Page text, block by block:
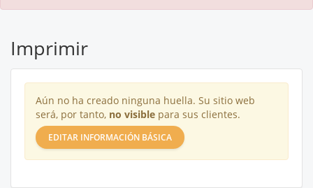
Imprimir
Aún no ha creado ninguna huella. Su sitio web
será, por tanto, no visible para sus clientes.
EDITAR INFORMACIÓN BÁSICA